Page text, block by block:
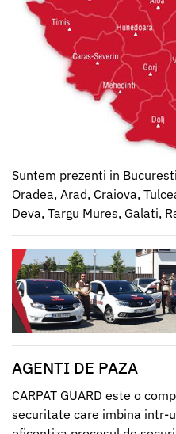
Contact
Suntem prezenti in
Oradea, Arad, Craiova,
Deva, Targu Mures, Galati,
AGENTI DE PAZA
CARPAT GUARD este o
securitate care imbina intr-